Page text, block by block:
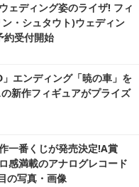
ェディング姿のライザ! フィ
・シュタウト)ウェディン
約受付開始
」エンディング「暁の車」を
新作フィギュアがプライズ
一番くじが発売決定!A賞
感満載のアナログレコード
の写真・画像